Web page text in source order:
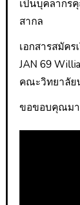
เป็นบุคลากร
สากล
เอกสารสมัคร
JAN 69
คณะวิทยาลัย
ขอขอบคุณม